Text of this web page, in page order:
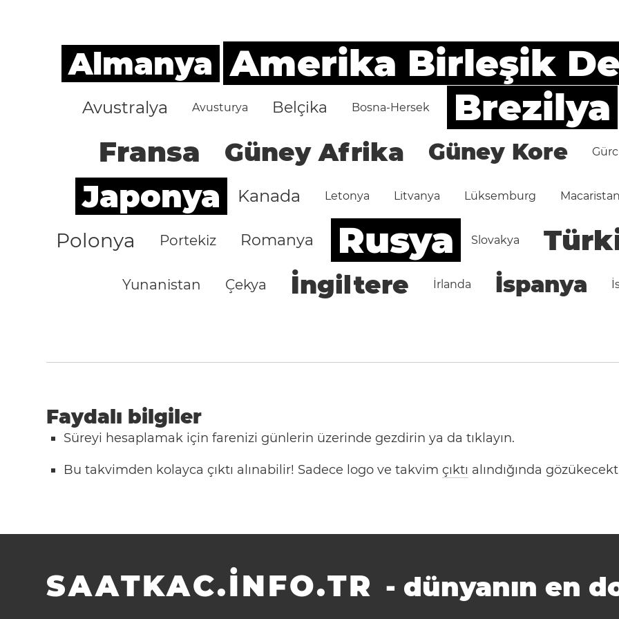
Almanya Amerika Birleşik
Avustralya Avusturya Belçika Bosna-Hersek Brezilya
Fransa Güney Afrika Güney Kore
Japonya Kanada Letonya Litvanya Lüksemburg Macaristan
Polonya Portekiz Romanya Rusya Slovakya
Yunanistan Çekya İngiltere İrlanda İspanya
Faydalı bilgiler
Süreyi hesaplamak için farenizi günlerin üzerinde gezdirin ya da tıklayın.
Bu takvimden kolayca çıktı alınabilir! Sadece logo ve takvimçıktı alındığında
SAATKAC.INFO.TR - dünyanın en